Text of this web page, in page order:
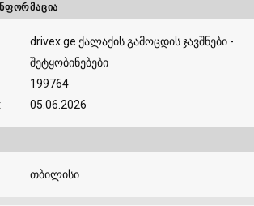
drivex.ge ქალაქის გამოცდის ჯავშნები -
შეტყობინებები
199764
05.06.2026
თბილისი